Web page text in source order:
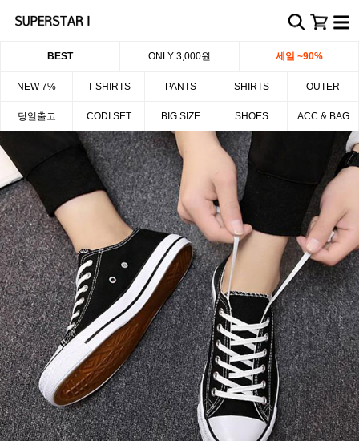
BEST ONLY 3,000원 세일 ~90%
NEW 7% T-SHIRTS PANTS SHIRTS OUTER
당일출고 CODI SET BIG SIZE SHOES ACC & BAG